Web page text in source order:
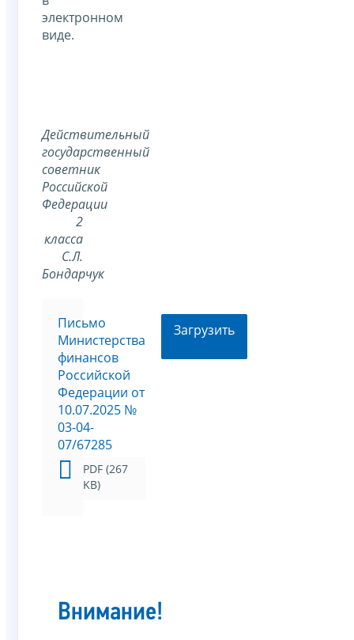
электронном
виде.
Действительный
государственный
советник
Российской
Федерации
2
класса
С.Л.
Бондарчук
Письмо
Министерства
финансов
Российской
Федерации от
10.07.2025 №
03-04-
07/67285
PDF (267
KB)
Загрузить
Внимание!